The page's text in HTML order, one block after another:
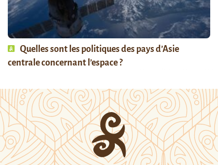
Quelles sont les politiques des pays d’Asie
centrale concernant l’espace ?